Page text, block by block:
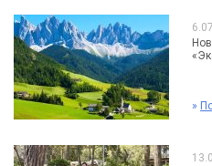
»